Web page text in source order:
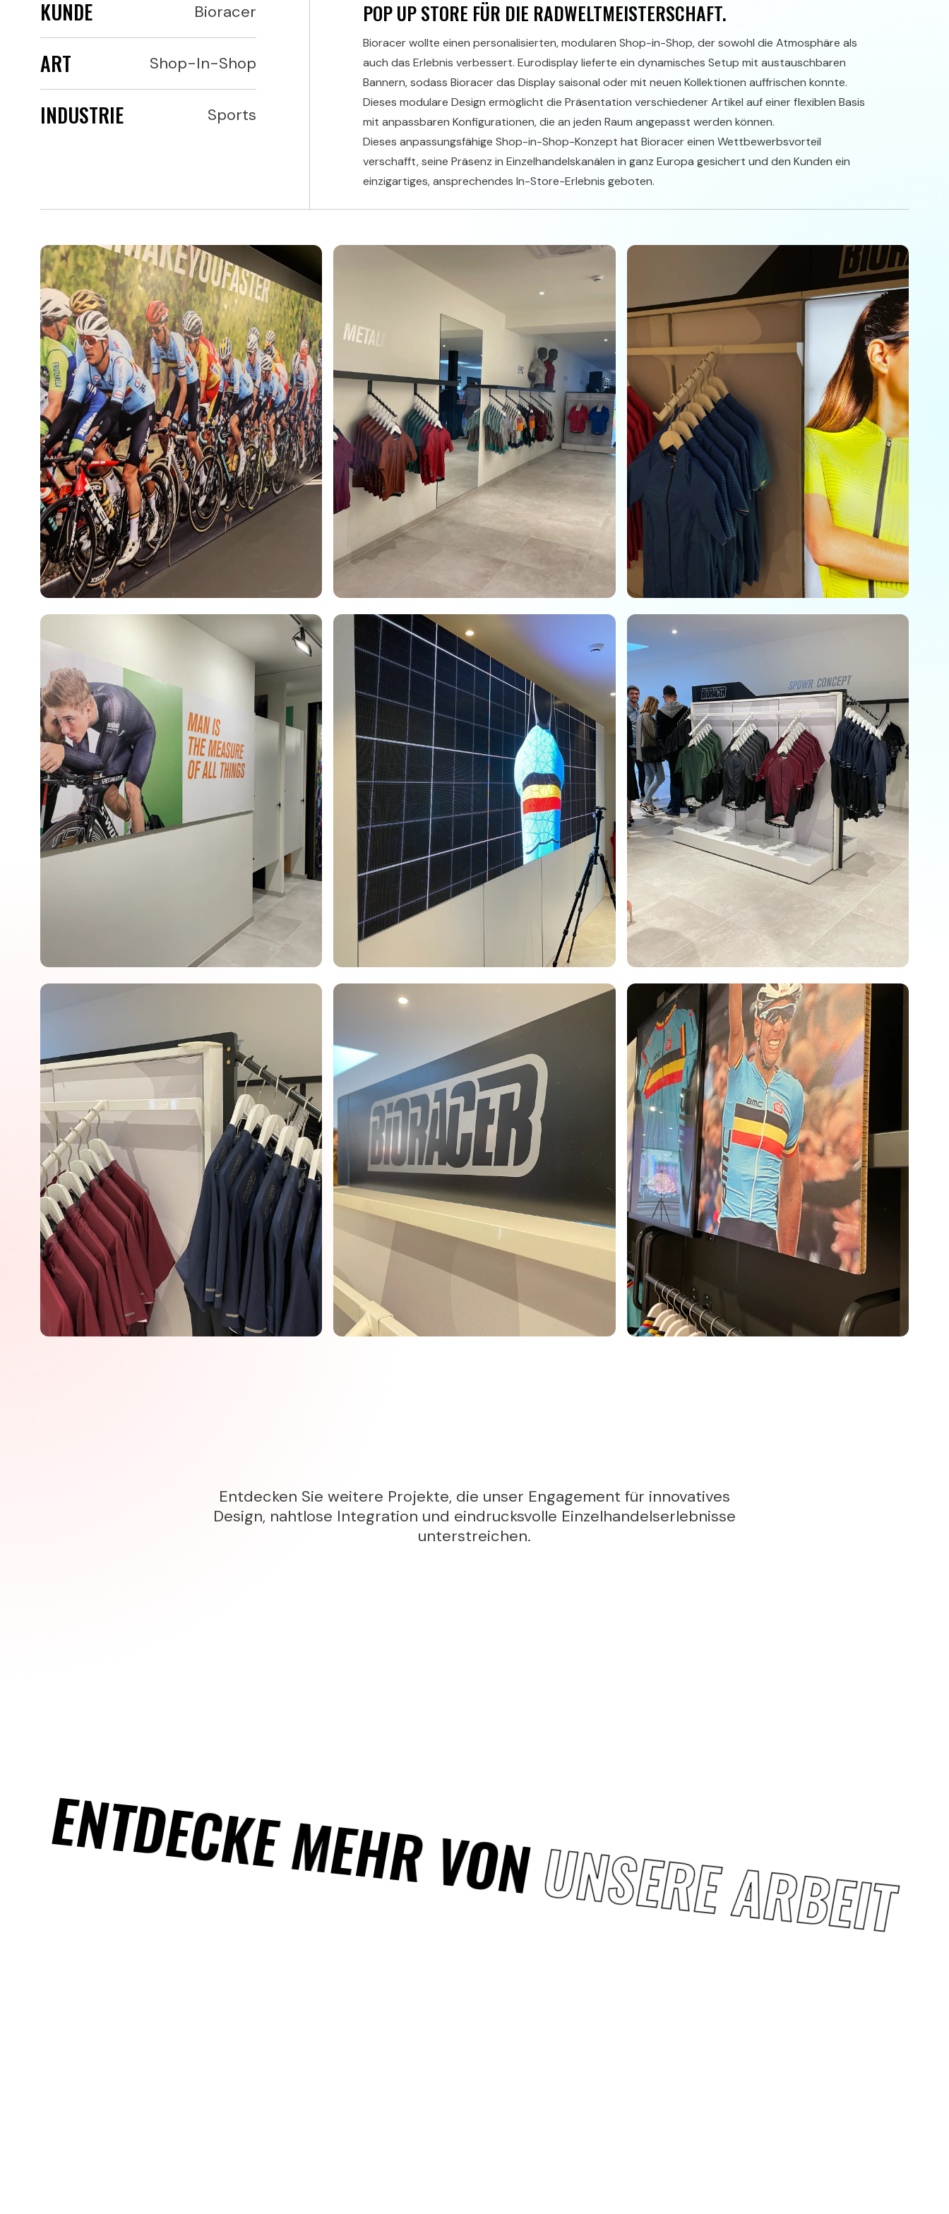
KUNDE Bioracer
ART Shop-In-Shop
INDUSTRIE Sports
POP UP STORE FÜR DIE RADWELTMEISTERSCHAFT.
Bioracer wollte einen personalisierten, modularen Shop-in-Shop, der sowohl die Atmosphäre als
auch das Erlebnis verbessert. Eurodisplay lieferte ein dynamisches Setup mit austauschbaren
Bannern, sodass Bioracer das Display saisonal oder mit neuen Kollektionen auffrischen konnte.
Dieses modulare Design ermöglicht die Präsentation verschiedener Artikel auf einer flexiblen Basis
mit anpassbaren Konfigurationen, die an jeden Raum angepasst werden können.
Dieses anpassungsfähige Shop-in-Shop-Konzept hat Bioracer einen Wettbewerbsvorteil
verschafft, seine Präsenz in Einzelhandelskanälen in ganz Europa gesichert und den Kunden ein
einzigartiges, ansprechendes In-Store-Erlebnis geboten.
ENTDECKE MEHR VONUNSERE ARBEIT
Entdecken Sie weitere Projekte, die unser Engagement für innovatives
Design, nahtlose Integration und eindrucksvolle Einzelhandelserlebnisse
unterstreichen.